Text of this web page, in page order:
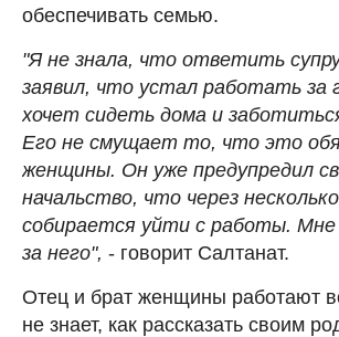
обеспечивать семью.
"Я не знала, что ответить
заявил, что устал работать за
хочет сидеть дома и
Его не смущает то, что это
женщины. Он уже предупредил
начальство, что через
собирается уйти с работы.
за него", - говорит Салтанат.
Отец и брат женщины работают
не знает, как рассказать своим